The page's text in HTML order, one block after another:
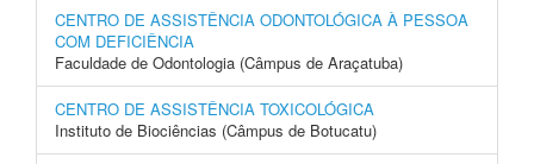
CENTRO DE ASSISTÊNCIA ODONTOLÓGICA À PESSOA
COM DEFICIÊNCIA
Faculdade de Odontologia (Câmpus de Araçatuba)
CENTRO DE ASSISTÊNCIA TOXICOLÓGICA
Instituto de Biociências (Câmpus de Botucatu)